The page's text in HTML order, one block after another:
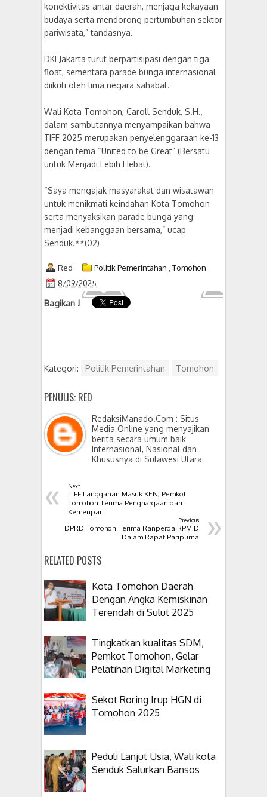
konektivitas antar daerah, menjaga kekayaan
budaya serta mendorong pertumbuhan sektor
pariwisata,” tandasnya.
DKI Jakarta turut berpartisipasi dengan tiga
float, sementara parade bunga internasional
diikuti oleh lima negara sahabat.
Wali Kota Tomohon, Caroll Senduk, S.H.,
dalam sambutannya menyampaikan bahwa
TIFF 2025 merupakan penyelenggaraan ke-13
dengan tema “United to be Great” (Bersatu
untuk Menjadi Lebih Hebat).
“Saya mengajak masyarakat dan wisatawan
untuk menikmati keindahan Kota Tomohon
serta menyaksikan parade bunga yang
menjadi kebanggaan bersama,” ucap
Senduk.**(02)
Red Politik Pemerintahan
Tomohon
8/09/2025
Bagikan !
Kategori: Politik Pemerintahan Tomohon
PENULIS: RED
RedaksiManado.Com : Situs
Media Online yang menyajikan
berita secara umum baik
Internasional, Nasional dan
Khususnya di Sulawesi Utara
« Next
TIFF Langganan Masuk KEN, Pemkot
Tomohon Terima Penghargaan dari
Kemenpar
»
Previous
DPRD Tomohon Terima Ranperda RPMJD
Dalam Rapat Paripurna
RELATED POSTS
Kota Tomohon Daerah
Dengan Angka Kemiskinan
Terendah di Sulut 2025
Tingkatkan kualitas SDM,
Pemkot Tomohon, Gelar
Pelatihan Digital Marketing
Sekot Roring Irup HGN di
Tomohon 2025
Peduli Lanjut Usia, Wali kota
Senduk Salurkan Bansos